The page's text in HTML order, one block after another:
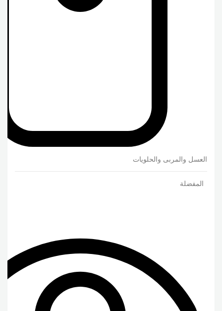
العسل والمربى والحلويات
المفضلة